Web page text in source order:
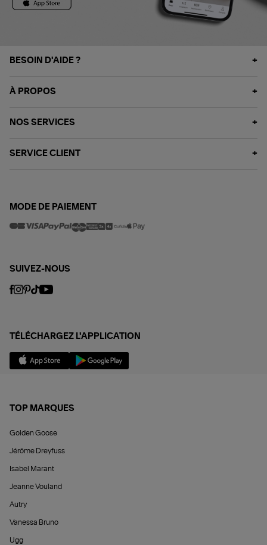
BESOIN D'AIDE ?
À PROPOS
NOS SERVICES
SERVICE CLIENT
MODE DE PAIEMENT
SUIVEZ-NOUS
TÉLÉCHARGEZ L'APPLICATION
TOP MARQUES
Golden Goose
Jérôme Dreyfuss
Isabel Marant
Jeanne Vouland
Autry
Vanessa Bruno
Ugg